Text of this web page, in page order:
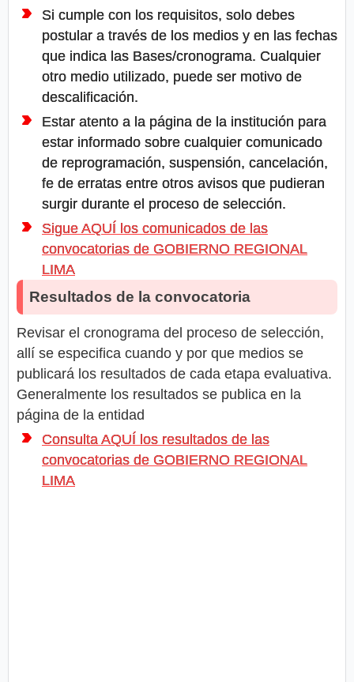
Si cumple con los requisitos, solo debes
postular a través de los medios y en las fechas
que indica las Bases/cronograma. Cualquier
otro medio utilizado, puede ser motivo de
descalificación.
Estar atento a la página de la institución para
estar informado sobre cualquier comunicado
de reprogramación, suspensión, cancelación,
fe de erratas entre otros avisos que pudieran
surgir durante el proceso de selección.
Sigue AQUÍ los comunicados de las
convocatorias de GOBIERNO REGIONAL
LIMA
Resultados de la convocatoria
Revisar el cronograma del proceso de selección,
allí se especifica cuando y por que medios se
publicará los resultados de cada etapa evaluativa.
Generalmente los resultados se publica en la
página de la entidad
Consulta AQUÍ los resultados de las
convocatorias de GOBIERNO REGIONAL
LIMA